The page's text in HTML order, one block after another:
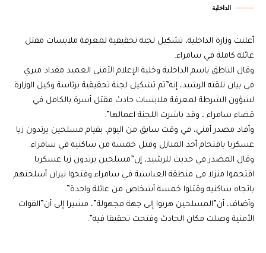
الداخلية
أعلنت وزارة الداخلية، تشكيل لجنة تحقيقية لمعرفة ملابسات مقتل
عائلة كاملة في سامراء.
وقال الناطق باسم الداخلية وخلية الإعلام الأمني العميد مقداد ميري
في بيان تلقته الرشيد، إنه”تم تشكيل لجنة تحقيقية برئاسة وكيل الوزارة
لشؤون الشرطة لمعرفة ملابسات حادث مقتل أسرة بالكامل في
قضاء سامراء ، وقد باشرت اللجنة اعمالها”.
وأفاد مصدر أمني، في وقت سابق من اليوم، بقيام مسلحين يرتدون زيا
عسكريا باقتحام أحد المنازل وقتل خمسة من ساكنيه في سامراء.
وقال المصدر في حديث للرشيد، إن”مسلحين يرتدون زيا عسكريا
اقتحموا منزلا في منطقة العباسية في سامراء وفتحوا نيران أسلحتهم
باتجاه ساكنيه وقتلوا خمسة أشخاص من عائلة واحدة”.
وأضاف، أن”المسلحين هربوا إلى جهة مجهولة”، مشيرا إلى أن”القوات
الأمنية وصلت مكان الحادث وفتحت تحقيقا فيه”.